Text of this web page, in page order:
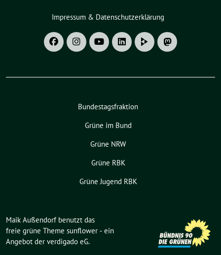
Impressum & Datenschutzerklärung
Bundestagsfraktion
Grüne im Bund
Grüne NRW
Grüne RBK
Grüne Jugend RBK
Maik Außendorf benutzt das
freie grüne Theme sunflower ‐ ein
Angebot der verdigado eG.